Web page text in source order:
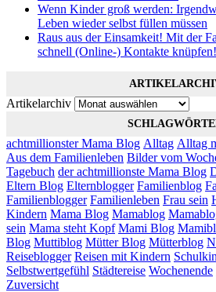
Wenn Kinder groß werden:
Leben wieder selbst füllen müssen
Raus aus der Einsamkeit! Mit der
schnell (Online-) Kontakte knüpfen!
Artikelarchiv
achtmillionster Mama Blog Alltag Alltag
Aus dem Familienleben Bilder vom
Tagebuch der achtmillionste Mama Blog
Eltern Blog Elternblogger Familienblog
Familienblogger Familienleben Frau sein
Kindern Mama Blog Mamablog
sein Mama steht Kopf Mami Blog
Blog Muttiblog Mütter Blog Mütterblog
Reiseblogger Reisen mit Kindern
Selbstwertgefühl Städtereise Wochenende
Zuversicht